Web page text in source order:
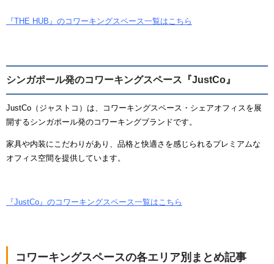
『THE HUB』のコワーキングスペース一覧はこちら
シンガポール発のコワーキングスペース『JustCo』
JustCo（ジャストコ）は、コワーキングスペース・シェアオフィスを展
開するシンガポール発のコワーキングブランドです。
家具や内装にこだわりがあり、品格と快適さを感じられるプレミアムな
オフィス空間を提供しています。
『JustCo』のコワーキングスペース一覧はこちら
コワーキングスペースの各エリア別まとめ記事